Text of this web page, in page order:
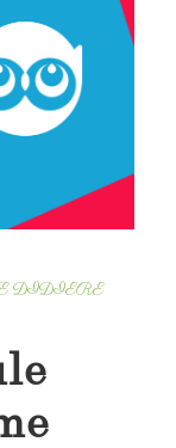
DIDIERE